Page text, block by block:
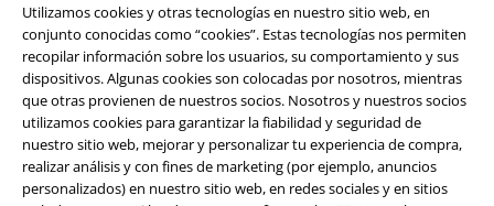
Utilizamos cookies y otras tecnologías en nuestro sitio web, en
conjunto conocidas como “cookies”. Estas tecnologías nos permiten
recopilar información sobre los usuarios, su comportamiento y sus
dispositivos. Algunas cookies son colocadas por nosotros, mientras
que otras provienen de nuestros socios. Nosotros y nuestros socios
utilizamos cookies para garantizar la fiabilidad y seguridad de
nuestro sitio web, mejorar y personalizar tu experiencia de compra,
realizar análisis y con fines de marketing (por ejemplo, anuncios
personalizados) en nuestro sitio web, en redes sociales y en sitios
Legal